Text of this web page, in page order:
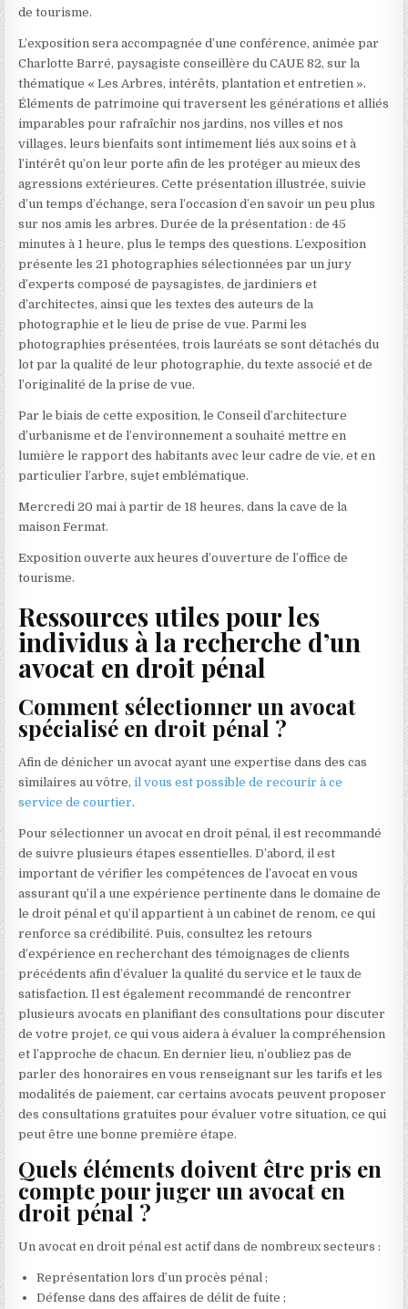
de tourisme.
L’exposition sera accompagnée d’une conférence, animée par
Charlotte Barré, paysagiste conseillère du CAUE 82, sur la
thématique « Les Arbres, intérêts, plantation et entretien ».
Éléments de patrimoine qui traversent les générations et alliés
imparables pour rafraîchir nos jardins, nos villes et nos
villages, leurs bienfaits sont intimement liés aux soins et à
l’intérêt qu’on leur porte afin de les protéger au mieux des
agressions extérieures. Cette présentation illustrée, suivie
d’un temps d’échange, sera l’occasion d’en savoir un peu plus
sur nos amis les arbres. Durée de la présentation : de 45
minutes à 1 heure, plus le temps des questions. L’exposition
présente les 21 photographies sélectionnées par un jury
d’experts composé de paysagistes, de jardiniers et
d’architectes, ainsi que les textes des auteurs de la
photographie et le lieu de prise de vue. Parmi les
photographies présentées, trois lauréats se sont détachés du
lot par la qualité de leur photographie, du texte associé et de
l’originalité de la prise de vue.
Par le biais de cette exposition, le Conseil d’architecture
d’urbanisme et de l’environnement a souhaité mettre en
lumière le rapport des habitants avec leur cadre de vie, et en
particulier l’arbre, sujet emblématique.
Mercredi 20 mai à partir de 18 heures, dans la cave de la
maison Fermat.
Exposition ouverte aux heures d’ouverture de l’office de
tourisme.
Ressources utiles pour les
individus à la recherche d’un
avocat en droit pénal
Comment sélectionner un avocat
spécialisé en droit pénal ?
Afin de dénicher un avocat ayant une expertise dans des cas
similaires au vôtre,il vous est possible de recourir à ce
service de courtier.
Pour sélectionner un avocat en droit pénal, il est recommandé
de suivre plusieurs étapes essentielles. D’abord, il est
important de vérifier les compétences de l’avocat en vous
assurant qu’il a une expérience pertinente dans le domaine de
le droit pénal et qu’il appartient à un cabinet de renom, ce qui
renforce sa crédibilité. Puis, consultez les retours
d’expérience en recherchant des témoignages de clients
précédents afin d’évaluer la qualité du service et le taux de
satisfaction. Il est également recommandé de rencontrer
plusieurs avocats en planifiant des consultations pour discuter
de votre projet, ce qui vous aidera à évaluer la compréhension
et l’approche de chacun. En dernier lieu, n’oubliez pas de
parler des honoraires en vous renseignant sur les tarifs et les
modalités de paiement, car certains avocats peuvent proposer
des consultations gratuites pour évaluer votre situation, ce qui
peut être une bonne première étape.
Quels éléments doivent être pris en
compte pour juger un avocat en
droit pénal ?
Un avocat en droit pénal est actif dans de nombreux secteurs :
Représentation lors d’un procès pénal ;
Défense dans des affaires de délit de fuite ;